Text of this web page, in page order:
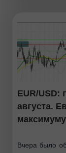
EUR/USD:
августа.
максимуму
Вчера было